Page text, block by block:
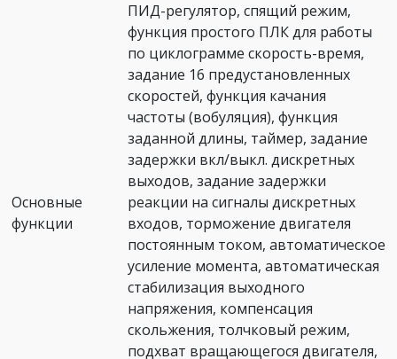
Основные
функции
ПИД-регулятор, спящий режим,
функция простого ПЛК для работы
по циклограмме скорость-время,
задание 16 предустановленных
скоростей, функция качания
частоты (вобуляция), функция
заданной длины, таймер, задание
задержки вкл/выкл. дискретных
выходов, задание задержки
реакции на сигналы дискретных
входов, торможение двигателя
постоянным током, автоматическое
усиление момента, автоматическая
стабилизация выходного
напряжения, компенсация
скольжения, толчковый режим,
подхват вращающегося двигателя,